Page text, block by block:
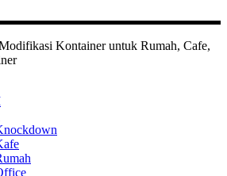
Kontainer untuk Rumah, Cafe,